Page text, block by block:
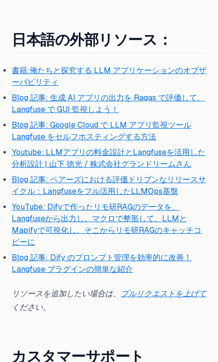
日本語の外部リソース ：
書籍:俺たちと探究する LLM アプリケーションのオブザ
ーバビリティ
Blog 記事: 生成 AI アプリの出力を Ragas で評価して、
Langfuse で GUI 監視しよう！
Blog 記事: Google Cloud で LLM アプリ監視ツール
Langfuse をセルフホスティングする方法
Youtube: LLMアプリの料金設計とLangfuseを活用した
分析設計 | 山下 徳光 / 株式会社グランドリームさん
Blog 記事: ペアーズにおける評価ドリブンなリリースサ
イクル：Langfuseをフル活用したLLMOps基盤
YouTube: Difyで作ったリモ研RAGのデータを、
Langfuseから出力し、マクロで整形して、LLMと
Mapifyで可視化し、そこからリモ研RAGのキャッチコ
ピーに
Blog 記事: Dify のプロンプト管理を効率的に改善！
Langfuse プラグインの簡単な紹介
リソースを追加したい場合は、
プルリクエストを上げて
ください。
カスタマーサポート